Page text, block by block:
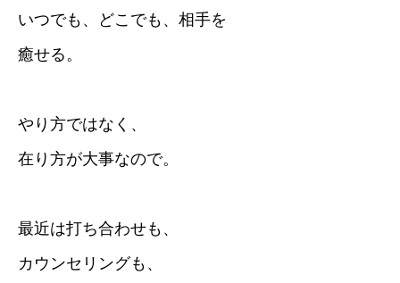
いつでも、どこでも、相手を
癒せる。
やり方ではなく、
在り方が大事なので。
最近は打ち合わせも、
カウンセリングも、